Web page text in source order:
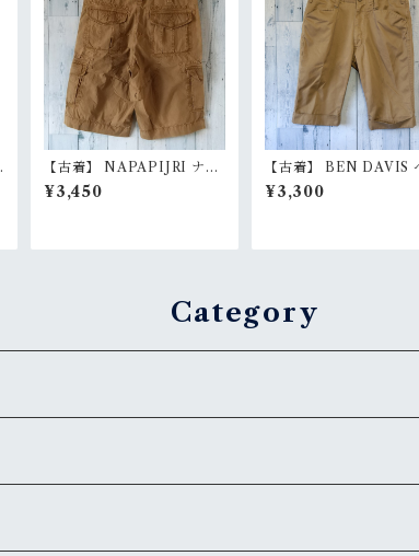
【古着】 NAPAPIJRI ナパ
ピリ ハーフ カーゴパンツ 31
（ウエスト79cm） カーキ
¥3,450
【古着】 BEN DAVIS
デイビス ワーク ショー
ンツ W30（ウエスト76c
¥3,300
Category